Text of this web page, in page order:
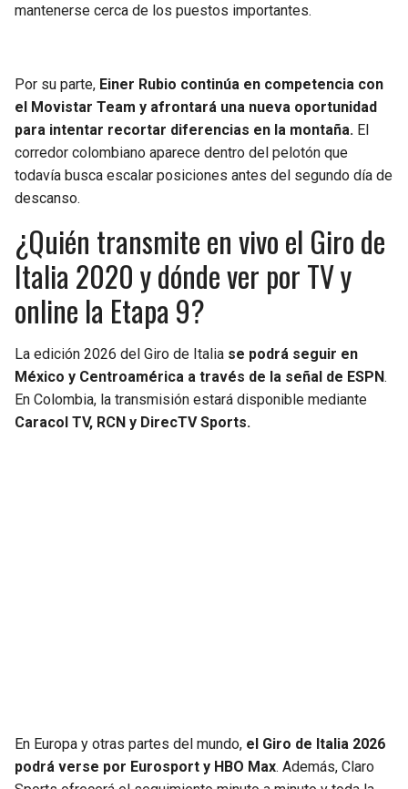
mantenerse cerca de los puestos importantes.
Por su parte, Einer Rubio continúa en competencia con
el Movistar Team y afrontará una nueva oportunidad
para intentar recortar diferencias en la montaña. El
corredor colombiano aparece dentro del pelotón que
todavía busca escalar posiciones antes del segundo día de
descanso.
¿Quién transmite en vivo el Giro de
Italia 2020 y dónde ver por TV y
online la Etapa 9?
La edición 2026 del Giro de Italia se podrá seguir en
México y Centroamérica a través de la señal de ESPN.
En Colombia, la transmisión estará disponible mediante
Caracol TV, RCN y DirecTV Sports.
En Europa y otras partes del mundo, el Giro de Italia 2026
podrá verse por Eurosport y HBO Max. Además, Claro